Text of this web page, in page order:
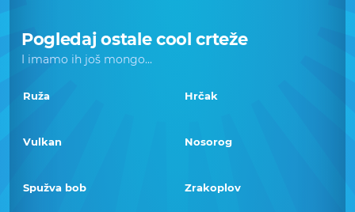
Pogledaj ostale cool crteže
I imamo ih još mongo...
Ruža Hrčak
Vulkan Nosorog
Spužva bob Zrakoplov